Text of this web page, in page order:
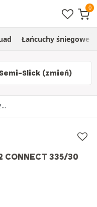
Łańcuchy śniegowe
Semi-Slick (zmień)
CONNECT 335/30